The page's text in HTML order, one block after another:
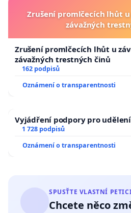
Zrušení promlčecích lhůt u
závažných
Zrušení promlčecích lhůt u
závažných trestných činů
162 podpisů
Oznámení o transparentnosti
Vyjádření podpory pro
1 728 podpisů
Oznámení o transparentnosti
SPUSŤTE VLASTNÍ
Chcete něco